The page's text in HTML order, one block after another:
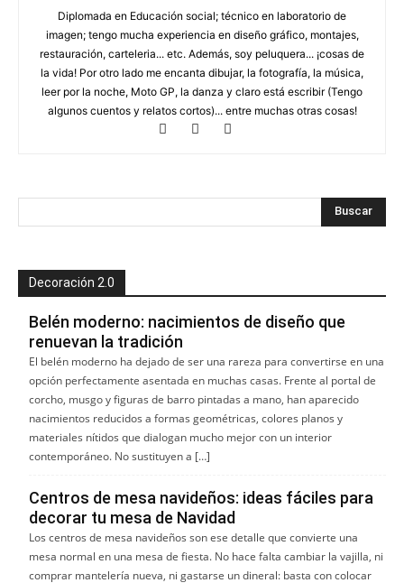
Diplomada en Educación social; técnico en laboratorio de
imagen; tengo mucha experiencia en diseño gráfico, montajes,
restauración, carteleria... etc. Además, soy peluquera... ¡cosas de
la vida! Por otro lado me encanta dibujar, la fotografía, la música,
leer por la noche, Moto GP, la danza y claro está escribir (Tengo
algunos cuentos y relatos cortos)... entre muchas otras cosas!
Decoración 2.0
Belén moderno: nacimientos de diseño que
renuevan la tradición
El belén moderno ha dejado de ser una rareza para convertirse en una
opción perfectamente asentada en muchas casas. Frente al portal de
corcho, musgo y figuras de barro pintadas a mano, han aparecido
nacimientos reducidos a formas geométricas, colores planos y
materiales nítidos que dialogan mucho mejor con un interior
contemporáneo. No sustituyen a […]
Centros de mesa navideños: ideas fáciles para
decorar tu mesa de Navidad
Los centros de mesa navideños son ese detalle que convierte una
mesa normal en una mesa de fiesta. No hace falta cambiar la vajilla, ni
comprar mantelería nueva, ni gastarse un dineral: basta con colocar